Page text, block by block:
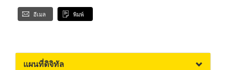
อีเมล พิมพ์
แผนที่ดิจิทัล